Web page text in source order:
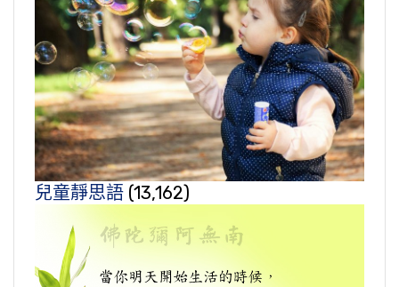
兒童靜思語 (13,162)